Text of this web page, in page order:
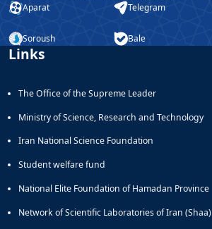
Aparat Telegram
Soroush Bale
Links
The Office of the Supreme Leader
Ministry of Science, Research and Technology
Iran National Science Foundation
Student welfare fund
National Elite Foundation of Hamadan Province
Network of Scientific Laboratories of Iran (Shaa)